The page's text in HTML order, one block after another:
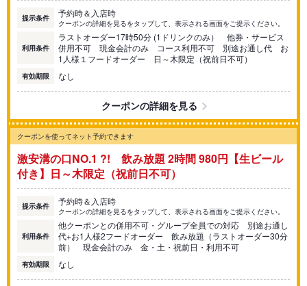
提示条件 予約時＆入店時
クーポンの詳細を見るをタップして、表示される画面をご提示ください。
利用条件
ラストオーダー17時50分 (1ドリンクのみ） 他券・サービス
併用不可 現金会計のみ コース利用不可 別途お通し代 お
1人様１フードオーダー 日～木限定（祝前日不可）
有効期限 なし
クーポンの詳細を見る
クーポンを使ってネット予約できます
激安溝の口NO.1 ?! 飲み放題 2時間 980円【生ビール
付き】日～木限定（祝前日不可）
提示条件 予約時＆入店時
クーポンの詳細を見るをタップして、表示される画面をご提示ください。
利用条件
他クーポンとの併用不可・グループ全員での対応 別途お通し
代+お1人様2フードオーダー 飲み放題（ラストオーダー30分
前） 現金会計のみ 金・土・祝前日・利用不可
有効期限 なし